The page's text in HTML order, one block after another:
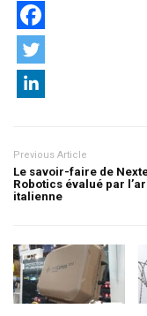
Previous Article
Le savoir-faire de
Robotics évalué par
italienne